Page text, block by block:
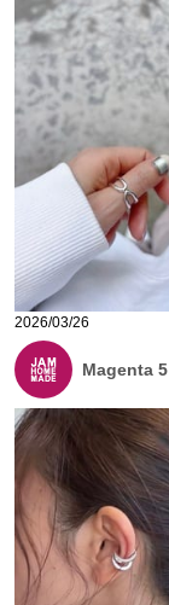
2026/03/26
Magenta 5